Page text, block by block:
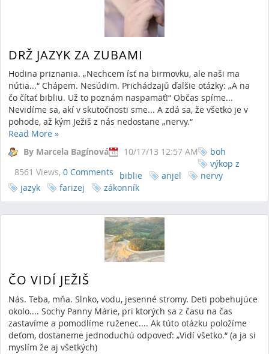
DRŽ JAZYK ZA ZUBAMI
Hodina priznania. „Nechcem ísť na birmovku, ale naši ma
nútia...“ Chápem. Nesúdim. Prichádzajú ďalšie otázky: „A na
čo čítať bibliu. Už to poznám naspamäť!“ Občas spíme...
Nevidíme sa, akí v skutočnosti sme... A zdá sa, že všetko je v
pohode, až kým Ježiš z nás nedostane „nervy.“
Read More »
By Marcela Bagínová
10/17/13 12:57 AM
8561 Views, 0 Comments
boh
výkop z
biblie
anjel
nervy
jazyk
farizej zákonník
ČO VIDÍ JEŽIŠ
Nás. Teba, mňa. Slnko, vodu, jesenné stromy. Deti pobehujúce
okolo.... Sochy Panny Márie, pri ktorých sa z času na čas
zastavíme a pomodlíme ruženec.... Ak túto otázku položíme
deťom, dostaneme jednoduchú odpoveď: „Vidí všetko.“ (a ja si
myslím že aj všetkých)